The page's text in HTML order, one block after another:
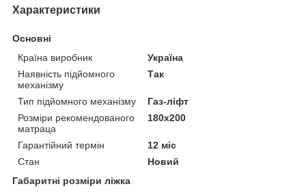
Характеристики
Основні
Країна виробник
Україна
Наявність підйомного
механізму
Так
Тип підйомного механізму
Газ-ліфт
Розміри рекомендованого
матраца
180х200
Гарантійний термін
12 міс
Стан
Новий
Габаритні розміри ліжка